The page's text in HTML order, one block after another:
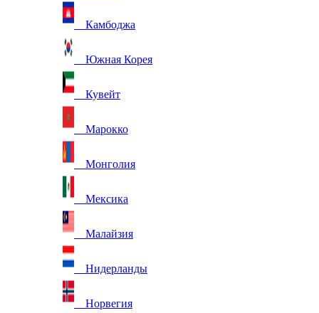
Камбоджа
Южная Корея
Кувейт
Марокко
Монголия
Мексика
Малайзия
Нидерланды
Норвегия